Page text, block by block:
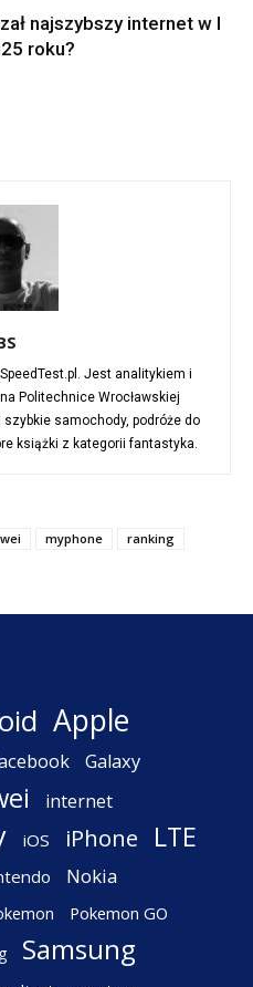
najszybszy internet w I
roku?
Jest analitykiem i
Politechnice Wrocławskiej
samochody, podróże do
książki z kategorii fantastyka.
myphone
ranking
Apple
Galaxy
internet
iOS iPhone LTE
Nokia
Pokemon GO
Samsung